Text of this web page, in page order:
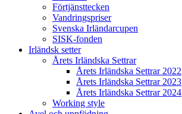
Förtjänsttecken
Vandringspriser
Svenska Irländarcupen
SISK-fonden
Irländsk setter
Årets Irländska Settrar
Årets Irländska Settrar 2022
Årets Irländska Settrar 2023
Årets Irländska Settrar 2024
Working style